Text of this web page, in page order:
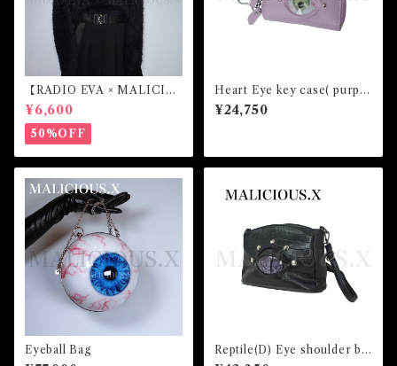
【RADIO EVA × MALICIO
US.X】Sailor collar （初号
機）
¥6,600
50%OFF
Heart Eye key case( purpl
e)/lce Green
¥24,750
Eyeball Bag
Reptile(D) Eye shoulder ba
g（crocodile)/Gray